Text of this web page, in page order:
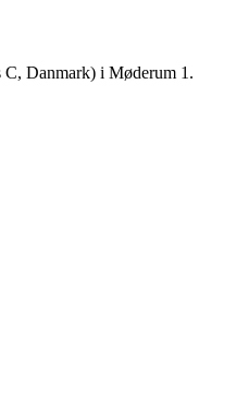
C, Danmark) i Møderum 1.